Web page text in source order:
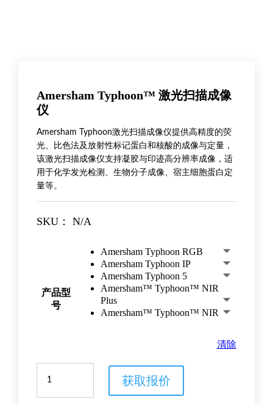
Amersham Typhoon™ 激光扫描成像
仪
Amersham Typhoon激光扫描成像仪提供高精度的荧
光、比色法及放射性标记蛋白和核酸的成像与定量，
该激光扫描成像仪支持凝胶与印迹高分辨率成像，适
用于化学发光检测、生物分子成像、宿主细胞蛋白定
量等。
SKU： N/A
产品型
号
Amersham Typhoon RGB
Amersham Typhoon IP
Amersham Typhoon 5
Amersham™ Typhoon™ NIR
Plus
Amersham™ Typhoon™ NIR
清除
Typhoon™
获取报价